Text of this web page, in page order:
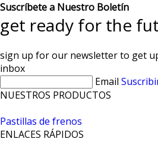
Suscríbete a Nuestro Boletín
get ready for the
sign up for our newsletter to get
inbox
Email
NUESTROS PRODUCTOS
Pastillas de frenos
ENLACES RÁPIDOS